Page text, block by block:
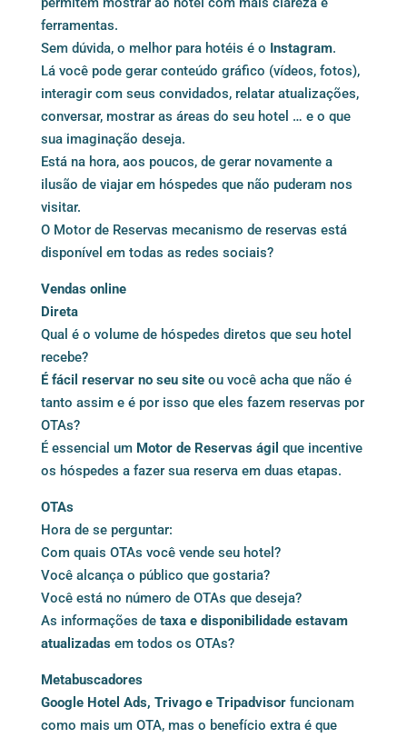
ferramentas.
Sem dúvida, o melhor para hotéis é o Instagram.
Lá você pode gerar conteúdo gráfico (vídeos, fotos),
interagir com seus convidados, relatar atualizações,
conversar, mostrar as áreas do seu hotel … e o que
sua imaginação deseja.
Está na hora, aos poucos, de gerar novamente a
ilusão de viajar em hóspedes que não puderam nos
visitar.
O Motor de Reservas mecanismo de reservas está
disponível em todas as redes sociais?
Vendas online
Direta
Qual é o volume de hóspedes diretos que seu hotel
recebe?
É fácil reservar no seu siteou você acha que não é
tanto assim e é por isso que eles fazem reservas por
OTAs?
É essencial um Motor de Reservas ágil que incentive
os hóspedes a fazer sua reserva em duas etapas.
OTAs
Hora de se perguntar:
Com quais OTAs você vende seu hotel?
Você alcança o público que gostaria?
Você está no número de OTAs que deseja?
As informações de taxa e disponibilidade estavam
atualizadasem todos os OTAs?
Metabuscadores
Google Hotel Ads, Trivago e Tripadvisorfuncionam
como mais um OTA, mas o benefício extra é que